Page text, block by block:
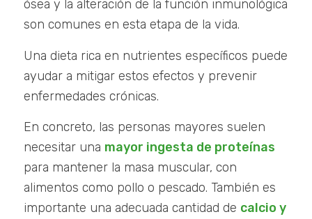
ósea y la alteración de la función inmunológica
son comunes en esta etapa de la vida.
Una dieta rica en nutrientes específicos puede
ayudar a mitigar estos efectos y prevenir
enfermedades crónicas.
En concreto, las personas mayores suelen
necesitar una mayor ingesta de proteínas
para mantener la masa muscular, con
alimentos como pollo o pescado. También es
importante una adecuada cantidad de calcio y